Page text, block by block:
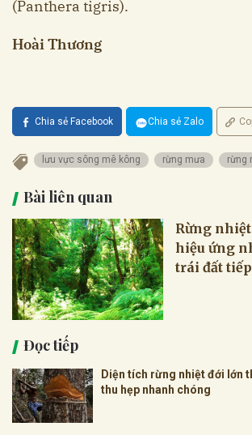
(Panthera tigris).
Hoài Thương
Chia sẻ Facebook Chia sẻ Zalo
lưu vực sông mê kông rừng mưa rừng
Bài liên quan
Rừng
hiệu ứng
trái đất
Đọc tiếp
Diện tích rừng nhiệt đới lớn
thu hẹp nhanh chóng